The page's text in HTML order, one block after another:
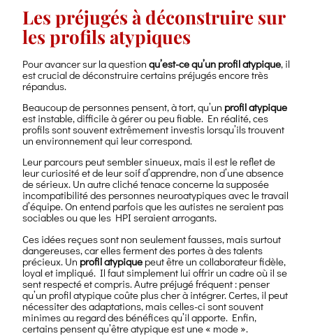
Les préjugés à déconstruire sur
les profils atypiques
Pour avancer sur la questionqu’est-ce qu’un profil atypique, il
est crucial de déconstruire certains préjugés encore très
répandus.
Beaucoup de personnes pensent, à tort, qu’un profil atypique
est instable, difficile à gérer ou peu fiable. En réalité, ces
profils sont souvent extrêmement investis lorsqu’ils trouvent
un environnement qui leur correspond.
Leur parcours peut sembler sinueux, mais il est le reflet de
leur curiosité et de leur soif d’apprendre, non d’une absence
de sérieux. Un autre cliché tenace concerne la supposée
incompatibilité des personnes neuroatypiques avec le travail
d’équipe. On entend parfois que les autistes ne seraient pas
sociables ou que les HPI seraient arrogants.
Ces idées reçues sont non seulement fausses, mais surtout
dangereuses, car elles ferment des portes à des talents
précieux. Un profil atypique peut être un collaborateur fidèle,
loyal et impliqué. Il faut simplement lui offrir un cadre où il se
sent respecté et compris. Autre préjugé fréquent : penser
qu’un profil atypique coûte plus cher à intégrer. Certes, il peut
nécessiter des adaptations, mais celles-ci sont souvent
minimes au regard des bénéfices qu’il apporte. Enfin,
certains pensent qu’être atypique est une « mode ».